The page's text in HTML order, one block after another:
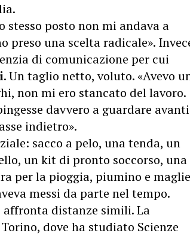
stesso posto non mi andava a
preso una scelta radicale».
di comunicazione per cui
. Un taglio netto, voluto. «Avevo
non mi ero stancato del lavoro.
davvero a guardare
indietro».
sacco a pelo, una tenda, un
un kit di pronto soccorso, una
per la pioggia, piumino e maglie
messi da parte nel tempo.
distanze simili. La
dove ha studiato Scienze